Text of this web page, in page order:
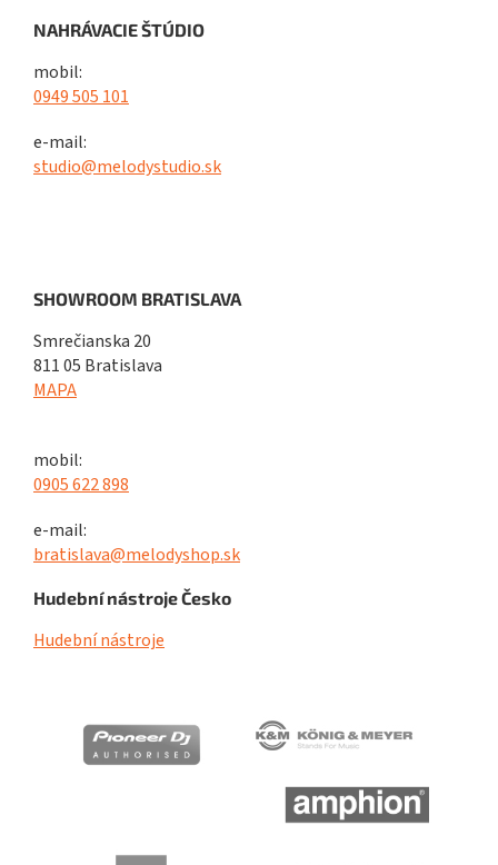
NAHRÁVACIE ŠTÚDIO
mobil:
0949 505 101
e-mail:
studio@melodystudio.sk
SHOWROOM BRATISLAVA
Smrečianska 20
811 05 Bratislava
MAPA
mobil:
0905 622 898
e-mail:
bratislava@melodyshop.sk
Hudební nástroje Česko
Hudební nástroje